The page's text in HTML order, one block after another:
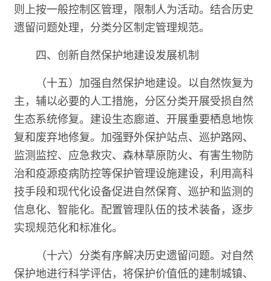
则上按一般控制区管理，限制人为活动。结合历史
遗留问题处理，分类分区制定管理规范。
四、创新自然保护地建设发展机制
（十五）加强自然保护地建设。以自然恢复为
主，辅以必要的人工措施，分区分类开展受损自然
生态系统修复。建设生态廊道、开展重要栖息地恢
复和废弃地修复。加强野外保护站点、巡护路网、
监测监控、应急救灾、森林草原防火、有害生物防
治和疫源疫病防控等保护管理设施建设，利用高科
技手段和现代化设备促进自然保育、巡护和监测的
信息化、智能化。配置管理队伍的技术装备，逐步
实现规范化和标准化。
（十六）分类有序解决历史遗留问题。对自然
保护地进行科学评估，将保护价值低的建制城镇、